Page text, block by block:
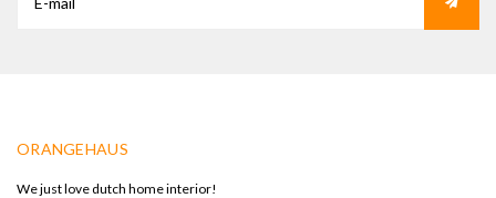
ORANGEHAUS
We just love dutch home interior!